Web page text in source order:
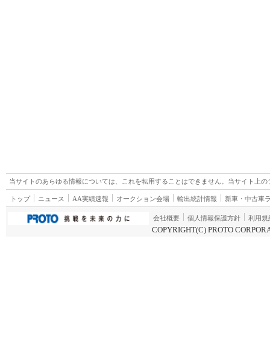
当サイトのあらゆる情報については、これを転用することはできません。当サイト上
トップ ニュース AA実績速報 オークション会場 輸出統計情報 新車・中古車
会社概要 個人情報保護方針 利用規
COPYRIGHT(C) PROTO